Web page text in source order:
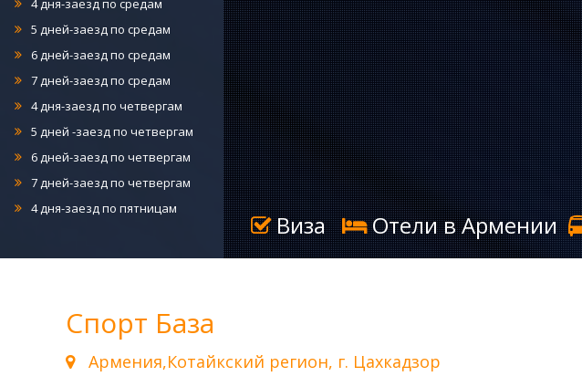
5 дней-заезд по средам
6 дней-заезд по средам
7 дней-заезд по средам
4 дня-заезд по четвергам
5 дней -заезд по четвергам
6 дней-заезд по четвергам
7 дней-заезд по четвергам
4 дня-заезд по пятницам
5 дней-заезд по пятницам
5 дней-заезд по субботам
6 дней-заезд по субботам
7 дней-заезд по субботам
Виза Отели в Армении
Спорт База
Армения,Котайкский регион, г. Цахкадзор